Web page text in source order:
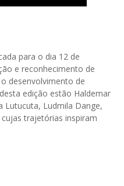
para o dia 12 de
e reconhecimento de
desenvolvimento de
edição estão Haldemar
Lutucuta, Ludmila Dange,
trajetórias inspiram